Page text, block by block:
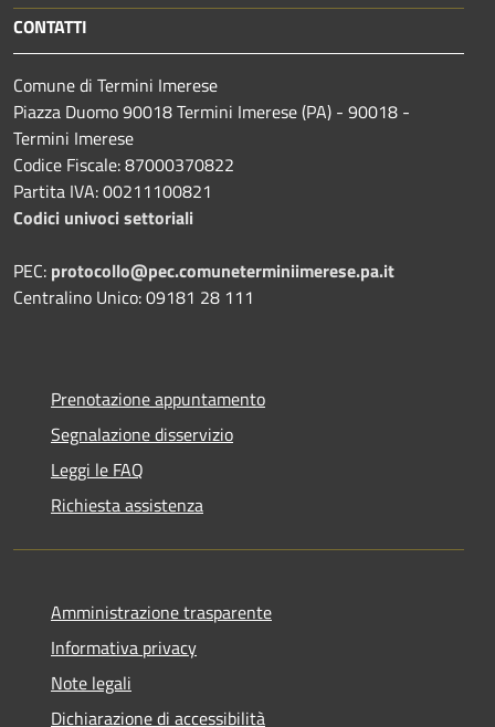
CONTATTI
Comune di Termini Imerese
Piazza Duomo 90018 Termini Imerese (PA) - 90018 -
Termini Imerese
Codice Fiscale: 87000370822
Partita IVA: 00211100821
Codici univoci settoriali
PEC: protocollo@pec.comuneterminiimerese.pa.it
Centralino Unico: 09181 28 111
Prenotazione appuntamento
Segnalazione disservizio
Leggi le FAQ
Richiesta assistenza
Amministrazione trasparente
Informativa privacy
Note legali
Dichiarazione di accessibilità